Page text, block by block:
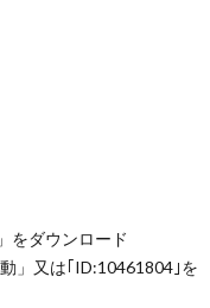
をダウンロード
」又は｢ID:10461804｣を